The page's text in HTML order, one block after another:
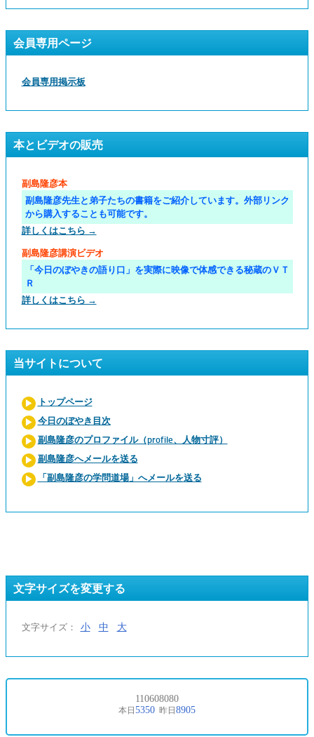
会員専用ページ
会員専用掲示板
本とビデオの販売
副島隆彦本
副島隆彦先生と弟子たちの書籍をご紹介しています。外部リンク
から購入することも可能です。
詳しくはこちら →
副島隆彦講演ビデオ
「今日のぼやきの語り口」を実際に映像で体感できる秘蔵のＶＴ
Ｒ
詳しくはこちら →
当サイトについて
トップページ
今日のぼやき目次
副島隆彦のプロファイル（profile、人物寸評）
副島隆彦へメールを送る
「副島隆彦の学問道場」へメールを送る
文字サイズを変更する
文字サイズ： 小 中 大